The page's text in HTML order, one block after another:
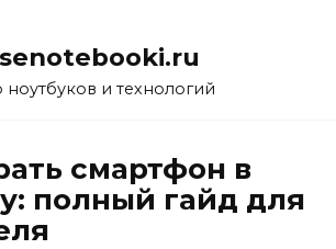
и технологий
смартфон в
полный гайд для